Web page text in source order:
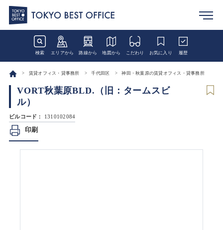
検索 エリアから 路線から 地図から こだわり お気に入り 履歴
賃貸オフィス・貸事務所 千代田区 神田・秋葉原の賃貸オフィス・貸事務所
VORT秋葉原BLD.（旧：タームスビ
ル）
ビルコード： 1310102084
印刷